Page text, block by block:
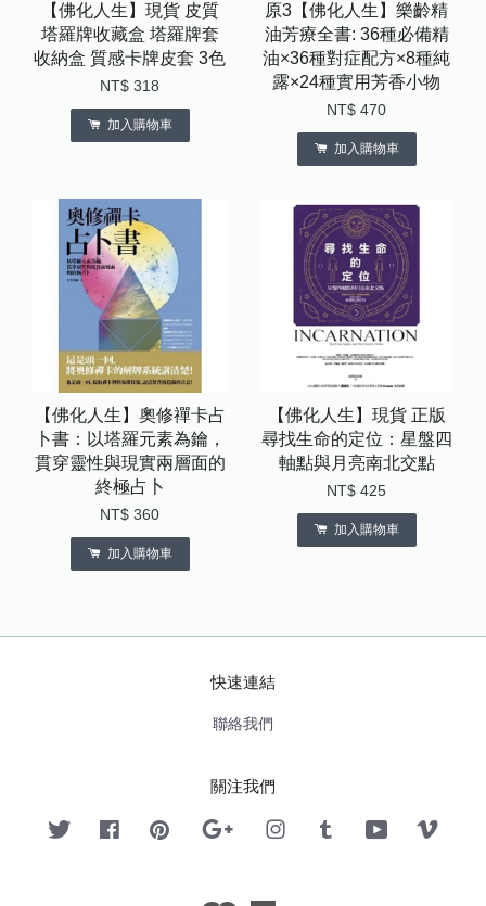
【佛化人生】現貨 皮質
塔羅牌收藏盒 塔羅牌套
收納盒 質感卡牌皮套 3色
NT$ 318
加入購物車
原3【佛化人生】樂齡精
油芳療全書: 36種必備精
油×36種對症配方×8種純
露×24種實用芳香小物
NT$ 470
加入購物車
【佛化人生】奧修禪卡占
卜書：以塔羅元素為鑰，
貫穿靈性與現實兩層面的
終極占卜
NT$ 360
加入購物車
【佛化人生】現貨 正版
尋找生命的定位：星盤四
軸點與月亮南北交點
NT$ 425
加入購物車
快速連結
聯絡我們
關注我們
Twitter FacebookPinterest Google InstagramTumblr YouTube